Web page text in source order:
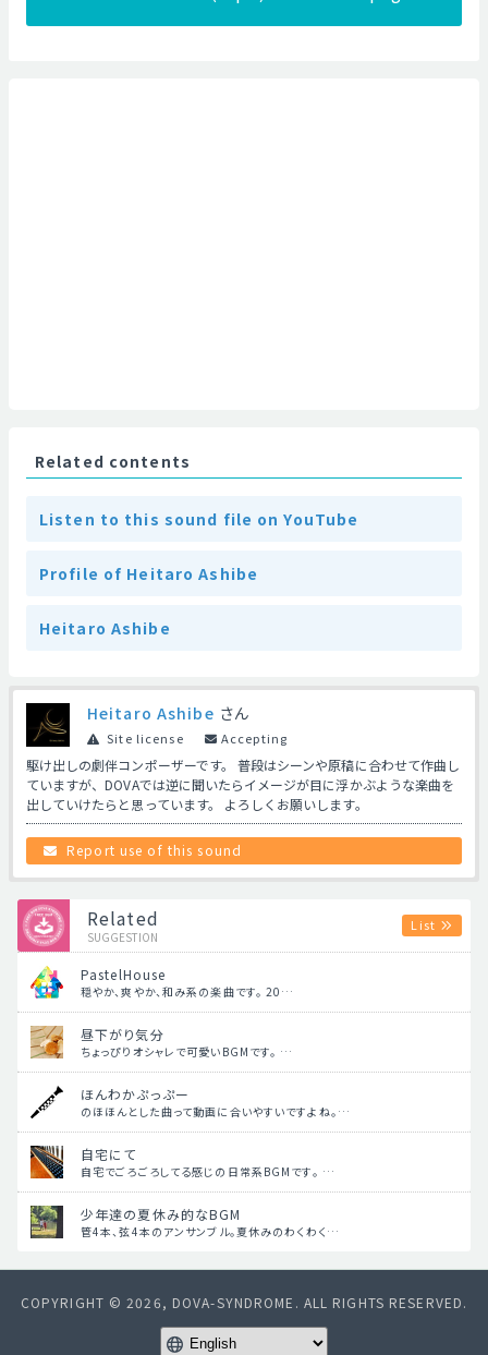
Related contents
Listen to this sound file on YouTube
Profile of Heitaro Ashibe
Heitaro Ashibe
Heitaro Ashibe さん
Site license Accepting
駆け出しの劇伴コンポーザーです。 普段はシーンや原稿に合わせて作曲し
ていますが、DOVAでは逆に聞いたらイメージが目に浮かぶような楽曲を
出していけたらと思っています。 よろしくお願いします。
Report use of this sound
Related
SUGGESTION
List
PastelHouse
穏やか、爽やか、和み系の楽曲です。 20…
昼下がり気分
ちょっぴりオシャレで可愛いBGMです。 …
ほんわかぷっぷー
のほほんとした曲って動画に合いやすいですよね。…
自宅にて
自宅でごろごろしてる感じの日常系BGMです。 …
少年達の夏休み的なBGM
管4本、弦4本のアンサンブル。夏休みのわくわく…
COPYRIGHT © 2026, DOVA-SYNDROME. ALL RIGHTS RESERVED.